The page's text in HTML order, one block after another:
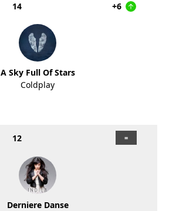
14 +6
A Sky Full Of Stars
Coldplay
12
Derniere Danse